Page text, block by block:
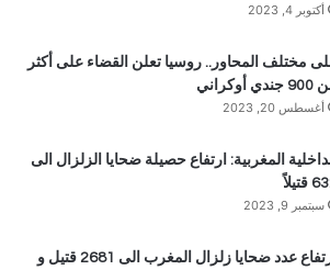
أكتوبر 4, 2023
مختلف المحاور.. روسيا تعلن القضاء على أكثر
أوكراني
أغسطس 20, 2023
المغربية: ارتفاع حصيلة ضحايا الزلزال الى
قتيلاً
سبتمبر 9, 2023
ارتفاع عدد ضحايا زلزال المغرب الى 2681 قتيل و